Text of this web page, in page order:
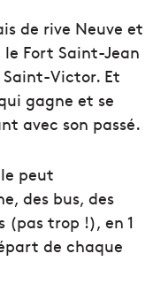
de rive Neuve et
Fort Saint-Jean
Victor. Et
gagne et se
avec son passé.
peut
des bus, des
(pas trop !), en 1
de chaque